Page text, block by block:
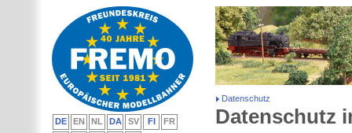
Datenschutz
Datenschutz
DE EN NL DA SV FI
FR